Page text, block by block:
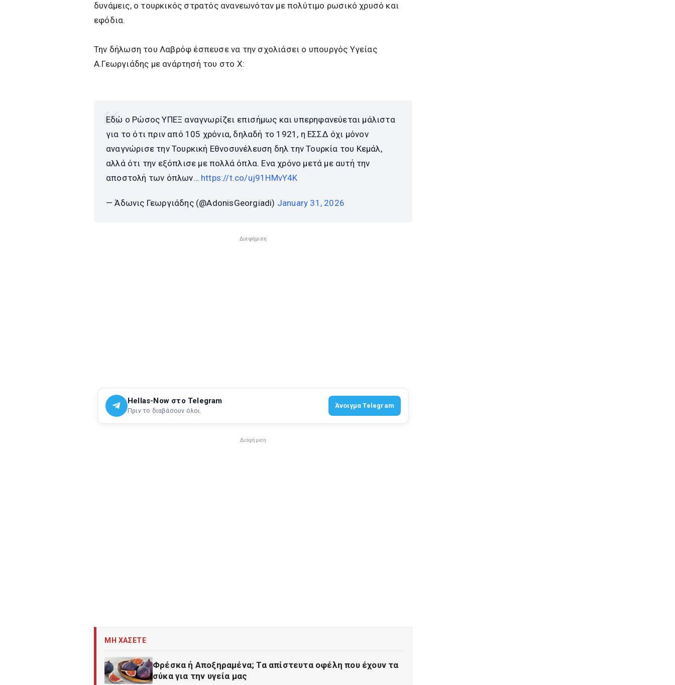
δυνάμεις, ο τουρκικός στρατός ανανεωνόταν με πολύτιμο ρωσικό χρυσό και
εφόδια.
Την δήλωση του Λαβρόφ έσπευσε να την σχολιάσει ο υπουργός Υγείας
Α.Γεωργιάδης με ανάρτησή του στο Χ:
Εδώ ο Ρώσος ΥΠΕΞ αναγνωρίζει επισήμως και υπερηφανεύεται μάλιστα
για το ότι πριν από 105 χρόνια, δηλαδή το 1921, η ΕΣΣΔ όχι μόνον
αναγνώρισε την Τουρκική Εθνοσυνέλευση δηλ την Τουρκία του Κεμάλ,
αλλά ότι την εξόπλισε με πολλά όπλα. Ενα χρόνο μετά με αυτή την
αποστολή των όπλων… https://t.co/uj91HMvY4K
— Άδωνις Γεωργιάδης (@AdonisGeorgiadi) January 31, 2026
Διαφήμιση
Hellas-Now στο Telegram
Πριν το διαβάσουν όλοι.
Άνοιγμα Telegram
Διαφήμιση
ΜΗ ΧΑΣΕΤΕ
Φρέσκα ή Αποξηραμένα; Τα απίστευτα οφέλη που έχουν τα
σύκα για την υγεία μας